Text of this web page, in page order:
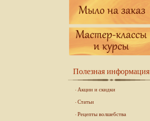
Полезная информация
Акции и скидки
Статьи
Рецепты волшебства